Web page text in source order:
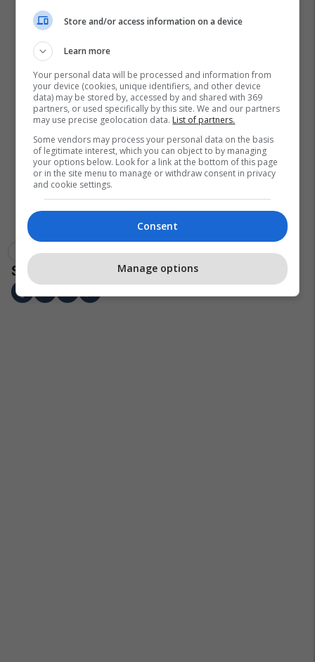
Cooper Lutkenhaus Mohammed Aman Eliott Crestan
Store and/or access information on a device
Learn more
Your personal data will be processed and information from
your device (cookies, unique identifiers, and other device
data) may be stored by, accessed by and shared with 369
partners, or used specifically by this site. We and our partners
may use precise geolocation data. List of partners.
Some vendors may process your personal data on the basis
of legitimate interest, which you can object to by managing
your options below. Look for a link at the bottom of this page
or in the site menu to manage or withdraw consent in privacy
and cookie settings.
Consent
Manage options